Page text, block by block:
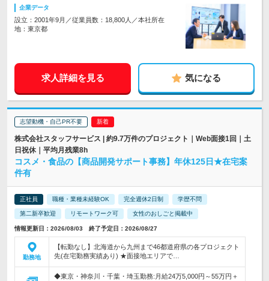
企業データ
設立：2001年9月／従業員数：18,800人／本社所在
地：東京都
求人詳細を見る 気になる
志望動機・自己PR不要
株式会社スタッフサービス | 約9.7万件のプロジェクト｜Web面接1回｜土
日祝休｜平均月残業8h
コスメ・食品の【商品開発サポート事務】年休125日★在宅案
件有
正社員 職種・業種未経験OK 完全週休2日制 学歴不問
第二新卒歓迎 リモートワーク可 女性のおしごと掲載中
情報更新日：2026/08/03 終了予定日：2026/08/27
勤務地
【転勤なし】北海道から九州まで46都道府県の各プロジェクト
先(在宅勤務実績あり) ★面接地エリアで…
◆東京・神奈川・千葉・埼玉勤務:月給24万5,000円～55万円＋